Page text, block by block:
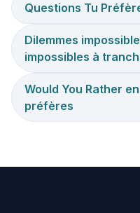
Questions Tu
Dilemmes
impossibles à
Would You Rather
préfères